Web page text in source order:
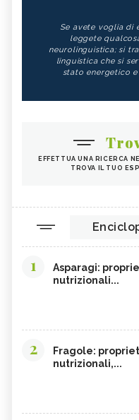
Se avete voglia di
leggete
neurolinguistica; si
linguistica che si
stato energetico
EFFETTUA UNA RICERCA
TROVA IL TUO
1
Asparagi:
nutrizionali...
2
Fragole:
nutrizionali,...